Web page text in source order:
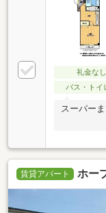
礼金なし
バス・トイ
スーパー
賃貸アパート ホー